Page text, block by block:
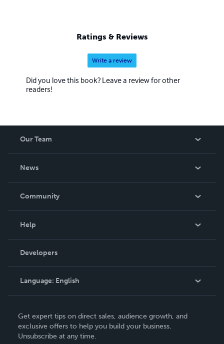
Ratings & Reviews
Write a review
Did you love this book? Leave a review for other
readers!
Our Team
News
In The News
Community
Podcast
Help
Order Lookup
Knowledge Base
Contact Support
Developers
Language: English
Deutsch
Français
Get expert tips on direct sales, audience growth, and
exclusive offers to help you build your business.
Unsubscribe at any time.